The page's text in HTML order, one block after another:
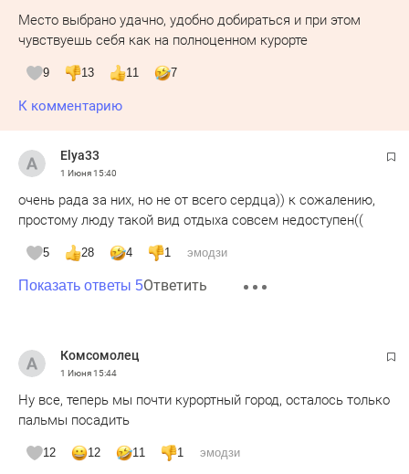
Место выбрано удачно, удобно добираться и при этом
чувствуешь себя как на полноценном курорте
9 13 11 7
К комментарию
Elya33
1 Июня15:40
очень рада за них, но не от всего сердца)) к сожалению,
простому люду такой вид отдыха совсем недоступен((
5 28 4 1 эмодзи
Показать ответы 5Ответить
Комсомолец
1 Июня15:44
Ну все, теперь мы почти курортный город, осталось только
пальмы посадить
12 12 11 1 эмодзи